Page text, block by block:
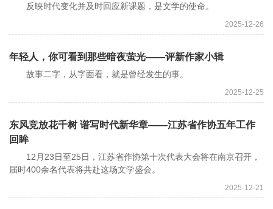
反映时代变化并及时回应新课题，是文学的使命。
2025-12-26
年轻人，你可看到那些暗夜萤光——评新作家小辑
故事二字，从字面看，就是曾经发生的事。
2025-12-25
东风竞放花千树 谱写时代新华章——江苏省作协五年工作
回眸
12月23日至25日，江苏省作协第十次代表大会将在南京召开，
届时400余名代表将共赴这场文学盛会。
2025-12-21